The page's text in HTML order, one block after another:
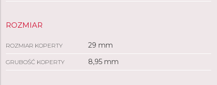
ROZMIAR
ROZMIAR KOPERTY 29 mm
GRUBOŚĆ KOPERTY 8,95 mm